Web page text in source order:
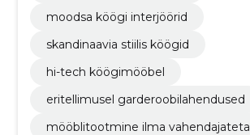
moodsa köögi interjöörid
skandinaavia stiilis köögid
hi-tech köögimööbel
eritellimusel garderoobilahendused
mööblitootmine ilma vahendajateta